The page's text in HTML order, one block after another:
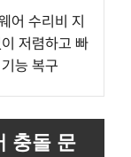
어 수리비 지
저렴하고 빠
능 복구
충돌 문